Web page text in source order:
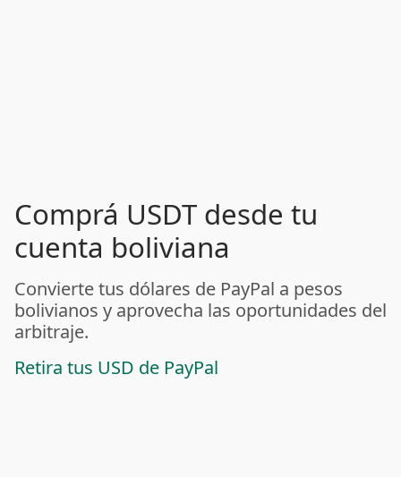
Comprá USDT desde tu
cuenta boliviana
Convierte tus dólares de PayPal a pesos
bolivianos y aprovecha las oportunidades del
arbitraje.
Retira tus USD de PayPal